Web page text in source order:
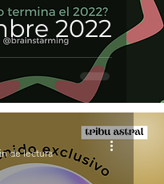
2022
de lectura